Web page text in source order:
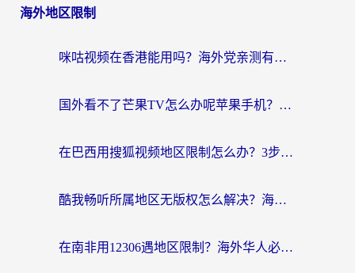
海外地区限制
咪咕视频在香港能用吗？海外党亲测有效的回国加速方案来了
国外看不了芒果TV怎么办呢苹果手机？海外党追剧游戏的全能解决方案
在巴西用搜狐视频地区限制怎么办？3步解决海外看国内剧的烦恼
酷我畅听所属地区无版权怎么解决？海外党必看的回国加速全攻略
在南非用12306遇地区限制？海外华人必看的回国加速全攻略（附B站芒果TV解锁技巧）